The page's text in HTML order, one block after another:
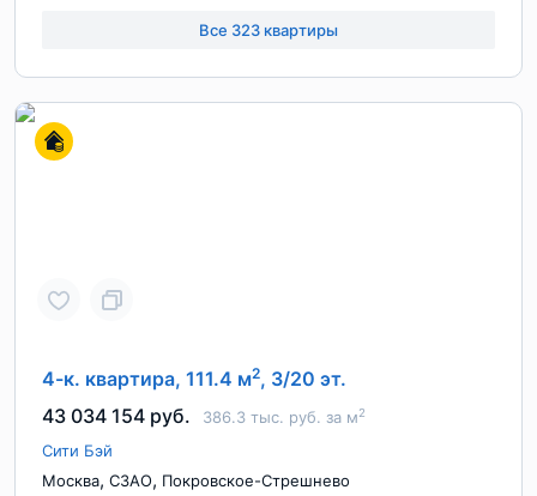
Все 323 квартиры
4-к. квартира, 111.4 м2, 3/20 эт.
43 034 154 руб.
386.3 тыс. руб. за м2
Сити Бэй
Москва, СЗАО, Покровское-Стрешнево